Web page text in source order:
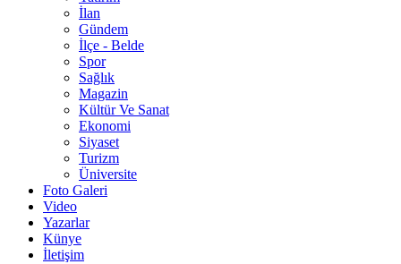
İlan
Gündem
İlçe - Belde
Spor
Sağlık
Magazin
Kültür Ve Sanat
Ekonomi
Siyaset
Turizm
Üniversite
Foto Galeri
Video
Yazarlar
Künye
İletişim